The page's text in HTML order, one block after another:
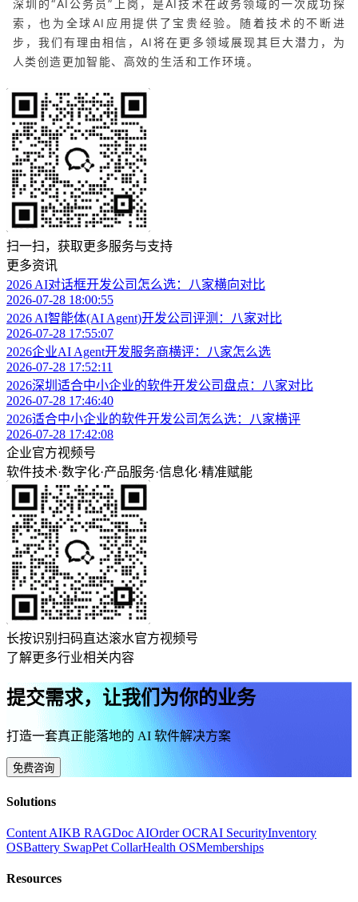
深圳的“AI公务员”上岗，是AI技术在政务领域的一次成功探
索，也为全球AI应用提供了宝贵经验。随着技术的不断进
步，我们有理由相信，AI将在更多领域展现其巨大潜力，为
人类创造更加智能、高效的生活和工作环境。
扫一扫，获取更多服务与支持
更多资讯
2026 AI对话框开发公司怎么选：八家横向对比
2026-07-28 18:00:55
2026 AI智能体(AI Agent)开发公司评测：八家对比
2026-07-28 17:55:07
2026企业AI Agent开发服务商横评：八家怎么选
2026-07-28 17:52:11
2026深圳适合中小企业的软件开发公司盘点：八家对比
2026-07-28 17:46:40
2026适合中小企业的软件开发公司怎么选：八家横评
2026-07-28 17:42:08
企业官方视频号
软件技术·数字化·产品服务·信息化·精准赋能
长按识别扫码直达滚水官方视频号
了解更多行业相关内容
提交需求，让我们为你的业务
打造一套真正能落地的 AI 软件解决方案
免费咨询
Solutions
Content AIKB RAGDoc AIOrder OCRAI SecurityInventory
OSBattery SwapPet CollarHealth OSMemberships
Resources